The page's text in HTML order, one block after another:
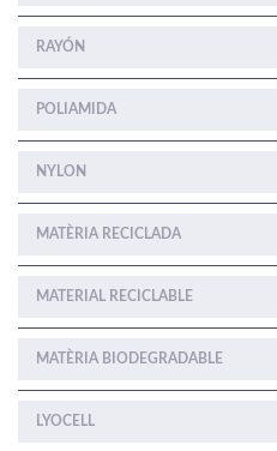
RAYÓN
POLIAMIDA
NYLON
MATÈRIA RECICLADA
MATERIAL RECICLABLE
MATÈRIA BIODEGRADABLE
LYOCELL